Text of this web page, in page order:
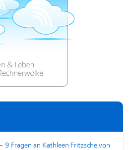
9 Fragen an Kathleen Fritzsche von